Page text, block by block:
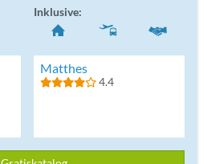
Inklusive:
Matthes
4.4